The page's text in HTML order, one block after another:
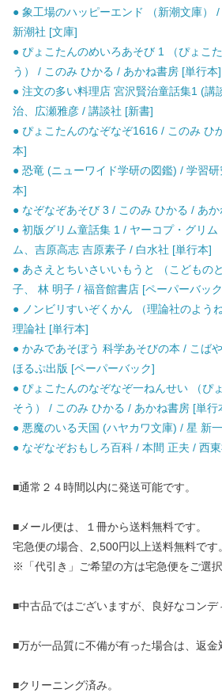
● 象工場のハッピーエンド （新潮文庫）
新潮社 [文庫]
● ぴょこたんのめいろあそび 1 （ぴょこ
う） / このみ ひかる / あかね書房 [単行本]
● 注文の多い料理店 宮沢賢治童話集1 (講
治、広瀬雅彦 / 講談社 [新書]
● ぴょこたんのなぞなぞ1616 / このみ ひ
本]
● 恐竜 (ニューワイド学研の図鑑) / 学習
本]
● なぞなぞあそび 3 / このみ ひかる / あ
● 初版グリム童話集 1 / ヤーコプ・グリム
ム、吉原高志 吉原素子 / 白水社 [単行本]
● あさえとちいさいいもうと （こどもの
子、 林 明子 / 福音館書店 [ペーパーバッ
● ノンビリすいぞくかん （理論社のよう
理論社 [単行本]
● かみであそぼう 科学あそびの本 / こば
ほるぷ出版 [ペーパーバック]
● ぴょこたんのなぞなぞ一ねんせい （ぴ
そう） / このみ ひかる / あかね書房 [単行
● 悪魔のいる天国 (ハヤカワ文庫) / 星 新
● なぞなぞおもしろ百科 / 本間 正夫 / 西
■通常２４時間以内に発送可能です。
■メール便は、１冊から送料無料です。
宅急便の場合、2,500円以上送料無料です。
※「代引き」ご希望の方は宅急便をご選択
■中古品ではございますが、良好なコンデ
■万が一品質に不備が有った場合は、返金
■クリーニング済み。